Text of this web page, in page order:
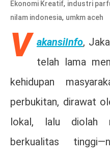
Ekonomi Kreatif, industri
nilam indonesia, umkm aceh
V akansiInfo,
telah lama
kehidupan
perbukitan, dirawat
lokal, lalu diolah
berkualitas